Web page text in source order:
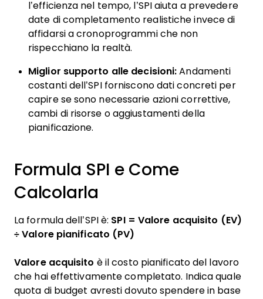
l’efficienza nel tempo, l’SPI aiuta a prevedere
date di completamento realistiche invece di
affidarsi a cronoprogrammi che non
rispecchiano la realtà.
Miglior supporto alle decisioni: Andamenti
costanti dell’SPI forniscono dati concreti per
capire se sono necessarie azioni correttive,
cambi di risorse o aggiustamenti della
pianificazione.
Formula SPI e Come
Calcolarla
La formula dell’SPI è: SPI = Valore acquisito (EV)
÷ Valore pianificato (PV)
Valore acquisito è il costo pianificato del lavoro
che hai effettivamente completato. Indica quale
quota di budget avresti dovuto spendere in base